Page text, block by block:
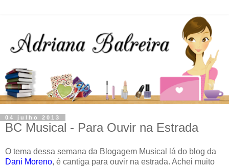
04 julho 2013
BC Musical - Para Ouvir na Estrada
O tema dessa semana da Blogagem Musical lá do blog da
Dani Moreno, é cantiga para ouvir na estrada. Achei muito